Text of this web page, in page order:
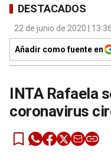
DESTACADOS
22 de junio de 2020 |
Añadir como fuente en
INTA Rafaela
coronavirus